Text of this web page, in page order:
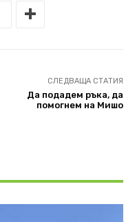
СЛЕДВАЩА СТАТИЯ
Да подадем ръка, да
помогнем на Мишо